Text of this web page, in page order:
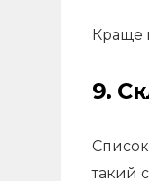
Краще
9.
Список
такий